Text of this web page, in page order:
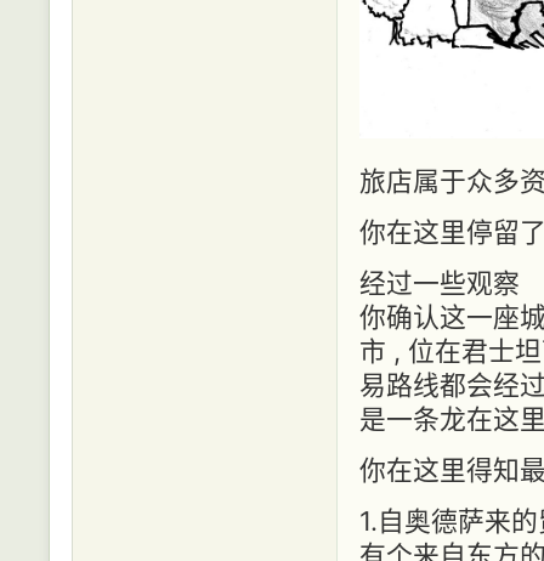
旅店属于众多
你在这里停留
经过一些观察
你确认这一座
市 , 位在君士
易路线都会经
是一条龙在这
你在这里得知
1.自奥德萨来